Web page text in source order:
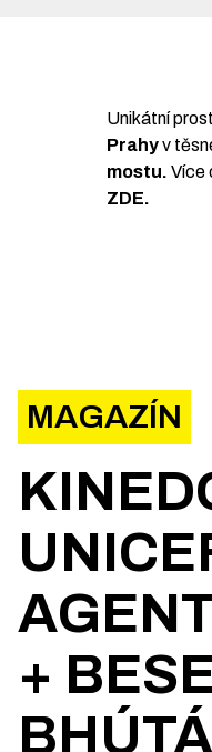
Unikátní
Prahyv
mostu. Více
ZDE.
MAGAZÍN
+